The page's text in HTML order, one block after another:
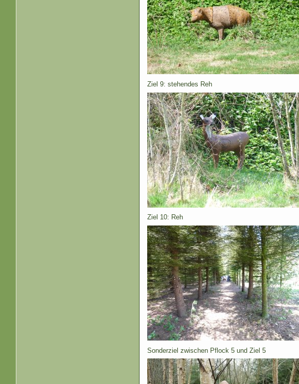
Ziel 9: stehendes Reh
Ziel 10: Reh
Sonderziel zwischen Pflock 5 und Ziel 5